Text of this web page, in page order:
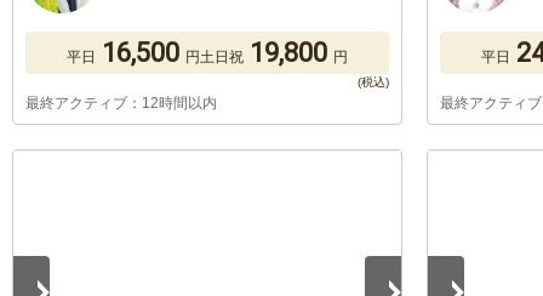
平日 16,500 円土日祝 19,800 円
最終アクティブ：12時間以内
平日
最終アクティ